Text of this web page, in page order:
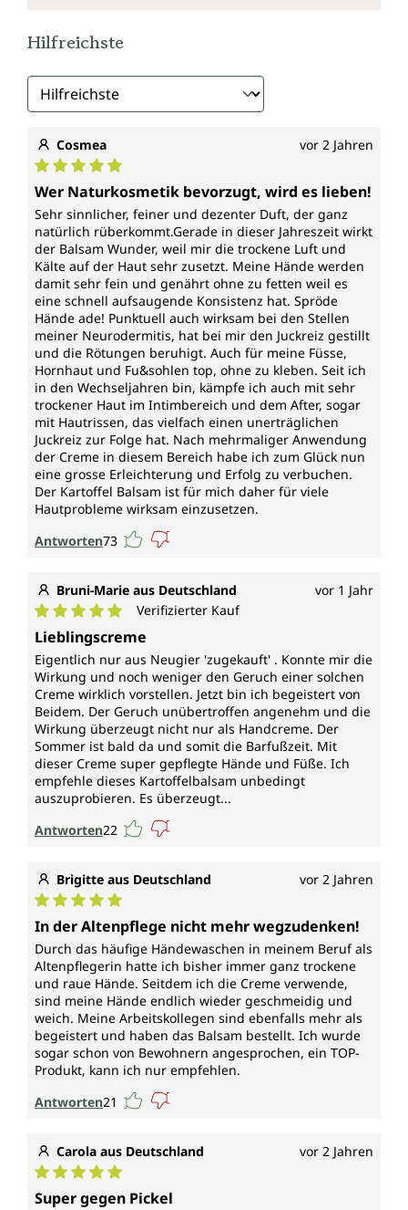
Hilfreichste
Cosmea vor 2 Jahren
Durchschnittliche Bewertung von 5 von 5 Sternen
Wer Naturkosmetik bevorzugt, wird es lieben!
Sehr sinnlicher, feiner und dezenter Duft, der ganz
natürlich rüberkommt.Gerade in dieser Jahreszeit wirkt
der Balsam Wunder, weil mir die trockene Luft und
Kälte auf der Haut sehr zusetzt. Meine Hände werden
damit sehr fein und genährt ohne zu fetten weil es
eine schnell aufsaugende Konsistenz hat. Spröde
Hände ade! Punktuell auch wirksam bei den Stellen
meiner Neurodermitis, hat bei mir den Juckreiz gestillt
und die Rötungen beruhigt. Auch für meine Füsse,
Hornhaut und Fu&sohlen top, ohne zu kleben. Seit ich
in den Wechseljahren bin, kämpfe ich auch mit sehr
trockener Haut im Intimbereich und dem After, sogar
mit Hautrissen, das vielfach einen unerträglichen
Juckreiz zur Folge hat. Nach mehrmaliger Anwendung
der Creme in diesem Bereich habe ich zum Glück nun
eine grosse Erleichterung und Erfolg zu verbuchen.
Der Kartoffel Balsam ist für mich daher für viele
Hautprobleme wirksam einzusetzen.
Antworten73
Bruni-Marie aus Deutschland vor 1 Jahr
Durchschnittliche Bewertung von 5 von 5 Sternen
Verifizierter Kauf
Lieblingscreme
Eigentlich nur aus Neugier 'zugekauft' . Konnte mir die
Wirkung und noch weniger den Geruch einer solchen
Creme wirklich vorstellen. Jetzt bin ich begeistert von
Beidem. Der Geruch unübertroffen angenehm und die
Wirkung überzeugt nicht nur als Handcreme. Der
Sommer ist bald da und somit die Barfußzeit. Mit
dieser Creme super gepflegte Hände und Füße. Ich
empfehle dieses Kartoffelbalsam unbedingt
auszuprobieren. Es überzeugt...
Antworten22
Brigitte aus Deutschland vor 2 Jahren
Durchschnittliche Bewertung von 5 von 5 Sternen
In der Altenpflege nicht mehr wegzudenken!
Durch das häufige Händewaschen in meinem Beruf als
Altenpflegerin hatte ich bisher immer ganz trockene
und raue Hände. Seitdem ich die Creme verwende,
sind meine Hände endlich wieder geschmeidig und
weich. Meine Arbeitskollegen sind ebenfalls mehr als
begeistert und haben das Balsam bestellt. Ich wurde
sogar schon von Bewohnern angesprochen, ein TOP-
Produkt, kann ich nur empfehlen.
Antworten21
Carola aus Deutschland vor 2 Jahren
Durchschnittliche Bewertung von 5 von 5 Sternen
Super gegen Pickel